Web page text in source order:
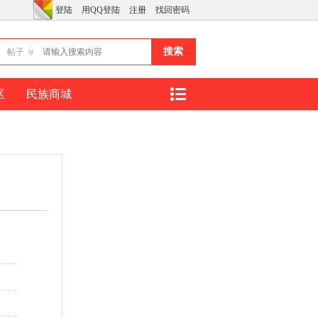
登陆 用QQ登陆 注册 找回密码
帖子 搜索
民族商城